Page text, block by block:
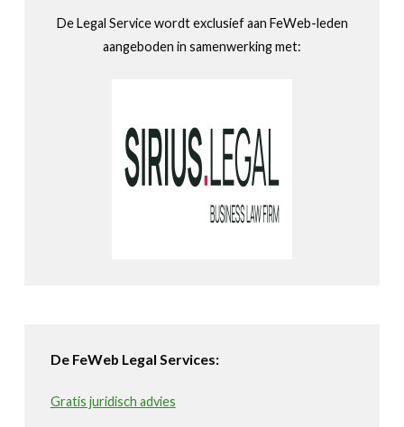
De Legal Service wordt exclusief aan FeWeb-leden
aangeboden in samenwerking met:
De FeWeb Legal Services:
Gratis juridisch advies